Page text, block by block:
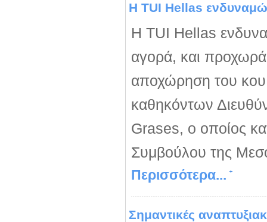
Η TUI Hellas
Η TUI Hellas
αγορά, και προχωρά
αποχώρηση του
καθηκόντων
Grases, ο οποίος
Συμβούλου της
Περισσότερα...
Σημαντικές